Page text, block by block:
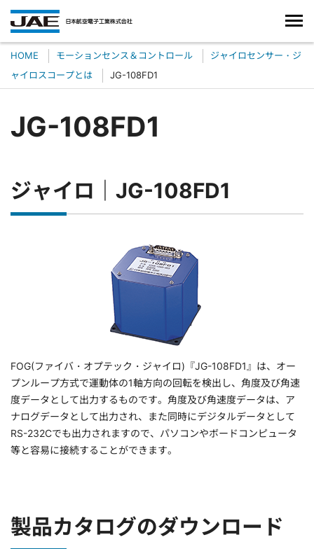
HOME モーションセンス＆コントロール
ジャイロセンサー・ジ
ャイロスコープとは
JG-108FD1
JG-108FD1
ジャイロ｜JG-108FD1
FOG(ファイバ・オプテック・ジャイロ)『JG-108FD1』は、オー
プンループ方式で運動体の1軸方向の回転を検出し、角度及び角速
度データとして出力するものです。角度及び角速度データは、ア
ナログデータとして出力され、また同時にデジタルデータとして
RS-232Cでも出力されますので、パソコンやボードコンピュータ
等と容易に接続することができます。
製品カタログのダウンロード